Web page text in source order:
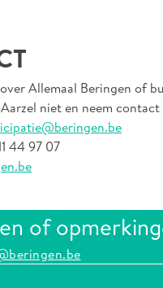
Allemaal Beringen of
niet en neem
44 97 07
X
of